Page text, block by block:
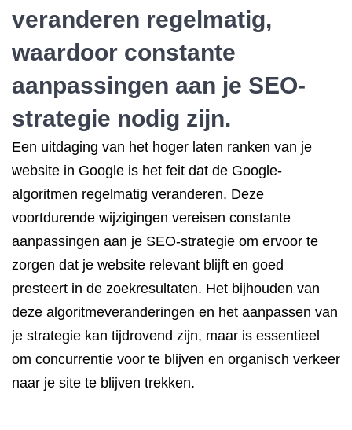
veranderen regelmatig,
waardoor constante
aanpassingen aan je SEO-
strategie nodig zijn.
Een uitdaging van het hoger laten ranken van je
website in Google is het feit dat de Google-
algoritmen regelmatig veranderen. Deze
voortdurende wijzigingen vereisen constante
aanpassingen aan je SEO-strategie om ervoor te
zorgen dat je website relevant blijft en goed
presteert in de zoekresultaten. Het bijhouden van
deze algoritmeveranderingen en het aanpassen van
je strategie kan tijdrovend zijn, maar is essentieel
om concurrentie voor te blijven en organisch verkeer
naar je site te blijven trekken.